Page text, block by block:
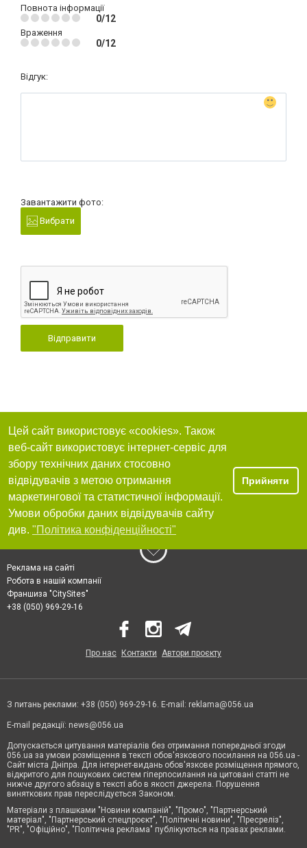
Повнота інформації
0/12
Враження
0/12
Відгук:
Завантажити фото:
Вибрати
Відправити
Цей сайт використовує «cookies». Також
веб-сайт використовує інтернет-сервіс для
збору технічних даних стосовно
відвідувачів з метою отримання
маркетингової та статистичної інформації.
Умови обробки даних відвідувачів сайту
див. "Політика конфіденційності"
Прийняти
Реклама на сайті
Робота в нашій компанії
Франшиза "CitySites"
+38 (050) 969-29-16
Про нас Контакти Автори проєкту
З питань реклами: +38 (050) 969-29-16. E-mail: reklama@056.ua
E-mail редакції: news@056.ua
Допускається цитування матеріалів без отримання попередньої згоди
056.ua за умови розміщення в тексті обов'язкового посилання на 056.ua -
Сайт міста Дніпра. Для інтернет-видань обов'язкове розміщення прямого,
відкритого для пошукових систем гіперпосилання на цитовані статті не
нижче другого абзацу в тексті або в якості джерела. Порушення
виняткових прав переслідується Законом.
Матеріали з плашками "Новини компаній", "Промо", "Партнерський
матеріал", "Партнерський спецпроєкт", "Політичні новини", "Пресреліз",
"PR", "Офіційно", "Політична реклама" публікуються на правах реклами.